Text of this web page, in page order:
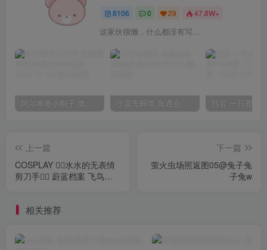
8106 0 29 47.8W+
这家伙很懒，什么都没有写...
阿尔卑香小狗子 微密圈合集[40套][持续更新2023.12.14] 小宣先睡噜 岛遇合集[持续更新2025.08.27]
上一篇
COSPLAY ✌🏻水水的无表情
剪刀手✌🏻 ​​​蔚蓝档案 飞鸟马
下一篇
萤火虫场照返图05@兔子兔
子兔w
相关推荐